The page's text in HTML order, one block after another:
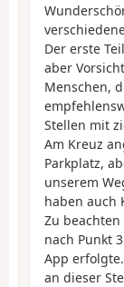
Der erste
aber
Menschen,
Stellen mit
Am Kreuz
Parkplatz,
unserem
haben auch
Zu
nach Punkt
App
an dieser